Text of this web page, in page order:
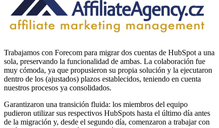
Trabajamos con Forecom para migrar dos cuentas de HubSpot a una
sola, preservando la funcionalidad de ambas. La colaboración fue
muy cómoda, ya que propusieron su propia solución y la ejecutaron
dentro de los (ajustados) plazos establecidos, teniendo en cuenta
nuestros procesos ya consolidados.
Garantizaron una transición fluida: los miembros del equipo
pudieron utilizar sus respectivos HubSpots hasta el último día antes
de la migración y, desde el segundo día, comenzaron a trabajar con